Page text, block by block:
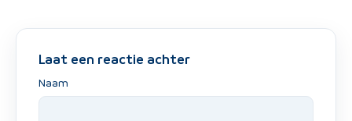
Laat een reactie achter
Naam